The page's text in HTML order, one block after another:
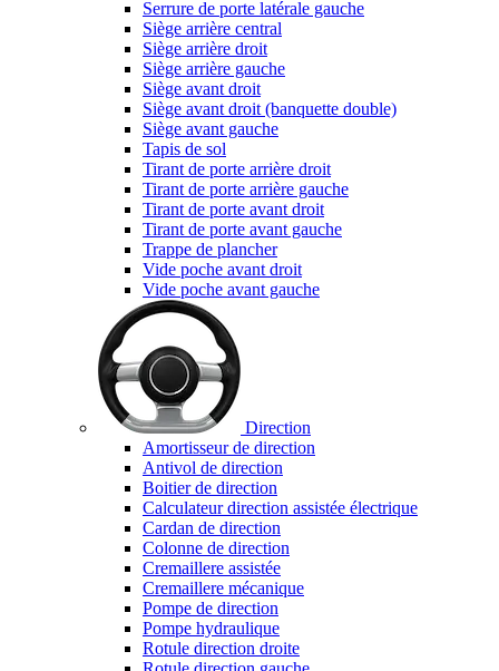
Serrure de porte latérale gauche
Siège arrière central
Siège arrière droit
Siège arrière gauche
Siège avant droit
Siège avant droit (banquette double)
Siège avant gauche
Tapis de sol
Tirant de porte arrière droit
Tirant de porte arrière gauche
Tirant de porte avant droit
Tirant de porte avant gauche
Trappe de plancher
Vide poche avant droit
Vide poche avant gauche
Direction
Amortisseur de direction
Antivol de direction
Boitier de direction
Calculateur direction assistée électrique
Cardan de direction
Colonne de direction
Cremaillere assistée
Cremaillere mécanique
Pompe de direction
Pompe hydraulique
Rotule direction droite